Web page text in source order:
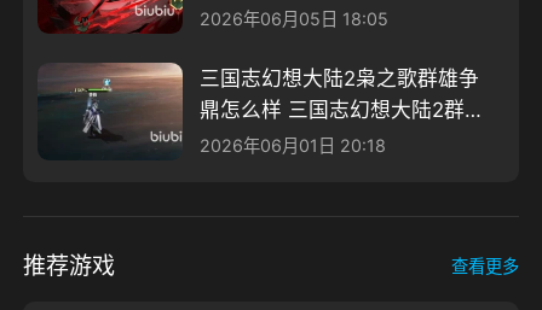
岳征鸿介绍
2026年06月05日 18:05
三国志幻想大陆2枭之歌群雄争
鼎怎么样 三国志幻想大陆2群雄
争鼎介绍
2026年06月01日 20:18
推荐游戏 查看更多